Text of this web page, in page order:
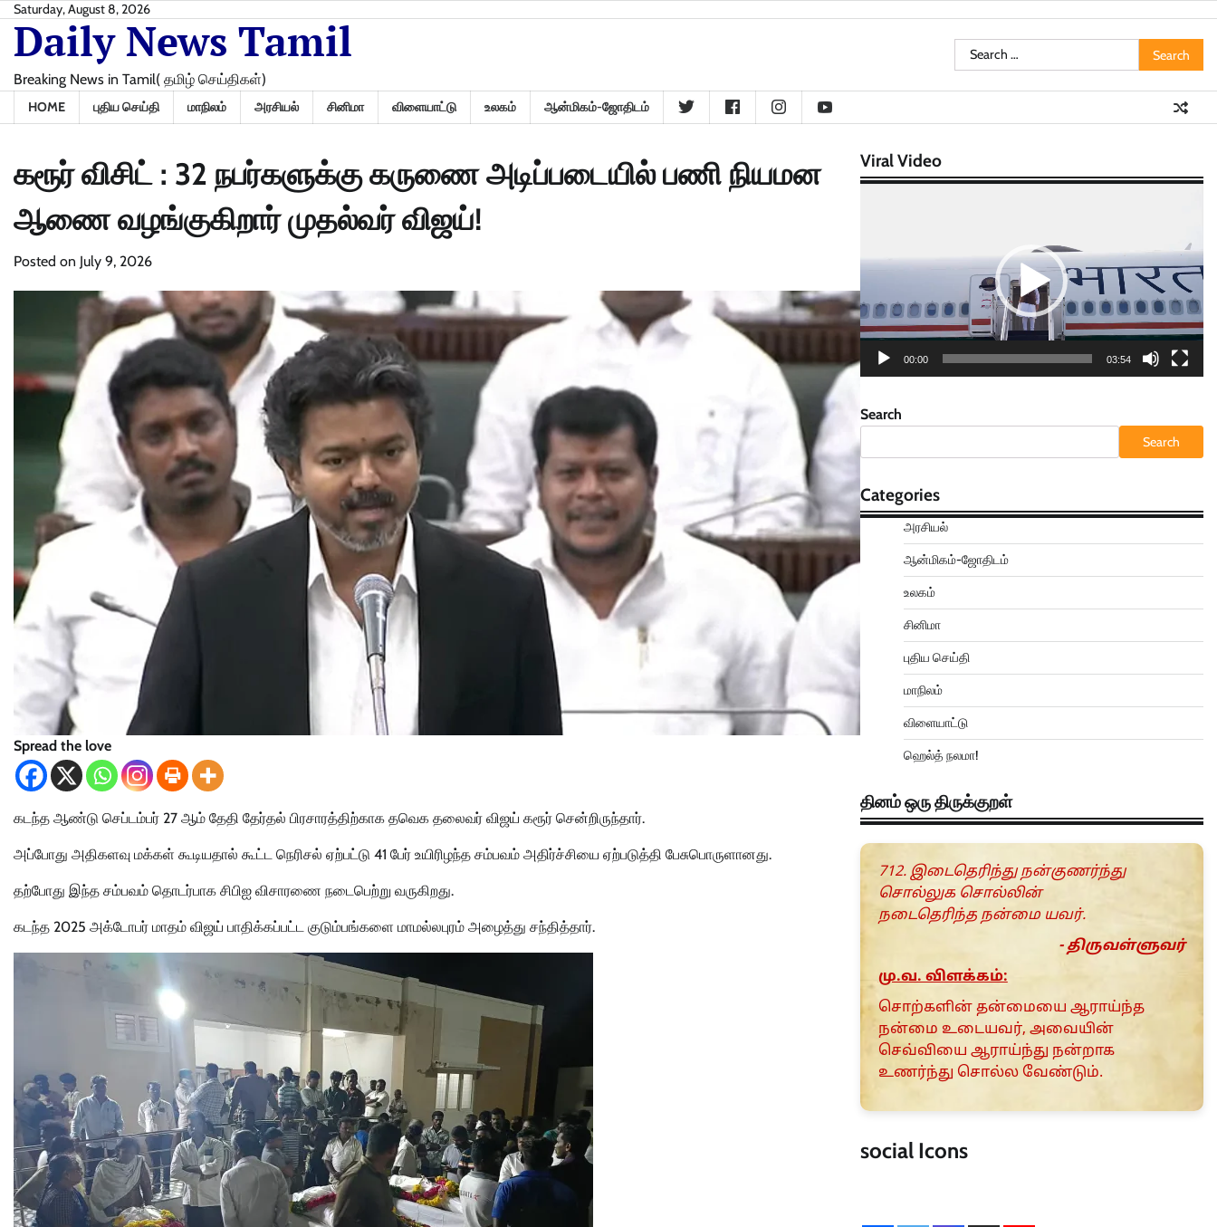
Skip
content
Saturday, August 8, 2026
Daily News Tamil
Breaking News in Tamil( தமிழ் செய்திகள்)
Search
for:
HOME புதிய செய்தி மாநிலம் அரசியல் சினிமா விளையாட்டு உலகம் ஆன்மிகம்-ஜோதிடம்
கரூர் விசிட் : 32 நபர்களுக்கு கருணை அடிப்படையில் பணி நியமன
ஆணை வழங்குகிறார் முதல்வர் விஜய்!
Posted on July 9, 2026
Spread the love
கடந்த ஆண்டு செப்டம்பர் 27 ஆம் தேதி தேர்தல் பிரசாரத்திற்காக தவெக தலைவர் விஜய் கரூர் சென்றிருந்தார்.
அப்போது அதிகளவு மக்கள் கூடியதால் கூட்ட நெரிசல் ஏற்பட்டு 41 பேர் உயிரிழந்த சம்பவம் அதிர்ச்சியை ஏற்படுத்தி பேசுபொருளானது.
தற்போது இந்த சம்பவம் தொடர்பாக சிபிஐ விசாரணை நடைபெற்று வருகிறது.
கடந்த 2025 அக்டோபர் மாதம் விஜய் பாதிக்கப்பட்ட குடும்பங்களை மாமல்லபுரம் அழைத்து சந்தித்தார்.
Viral Video
00:00 03:54
Search
Search
Categories
அரசியல்
ஆன்மிகம்-ஜோதிடம்
உலகம்
சினிமா
புதிய செய்தி
மாநிலம்
விளையாட்டு
ஹெல்த் நலமா!
தினம் ஒரு திருக்குறள்
712. இடைதெரிந்து நன்குணர்ந்து
சொல்லுக சொல்லின்
நடைதெரிந்த நன்மை யவர்.
- திருவள்ளுவர்
மு.வ. விளக்கம்:
சொற்களின் தன்மையை ஆராய்ந்த
நன்மை உடையவர், அவையின்
செவ்வியை ஆராய்ந்து நன்றாக
உணர்ந்து சொல்ல வேண்டும்.
social Icons